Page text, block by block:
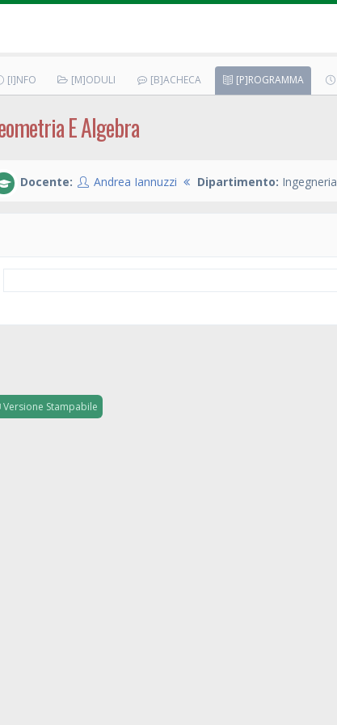
[I]NFO [M]ODULI [B]ACHECA [P]ROGRAMMA
E Algebra
Docente: Andrea Iannuzzi Dipartimento: Ingegneria
Versione Stampabile